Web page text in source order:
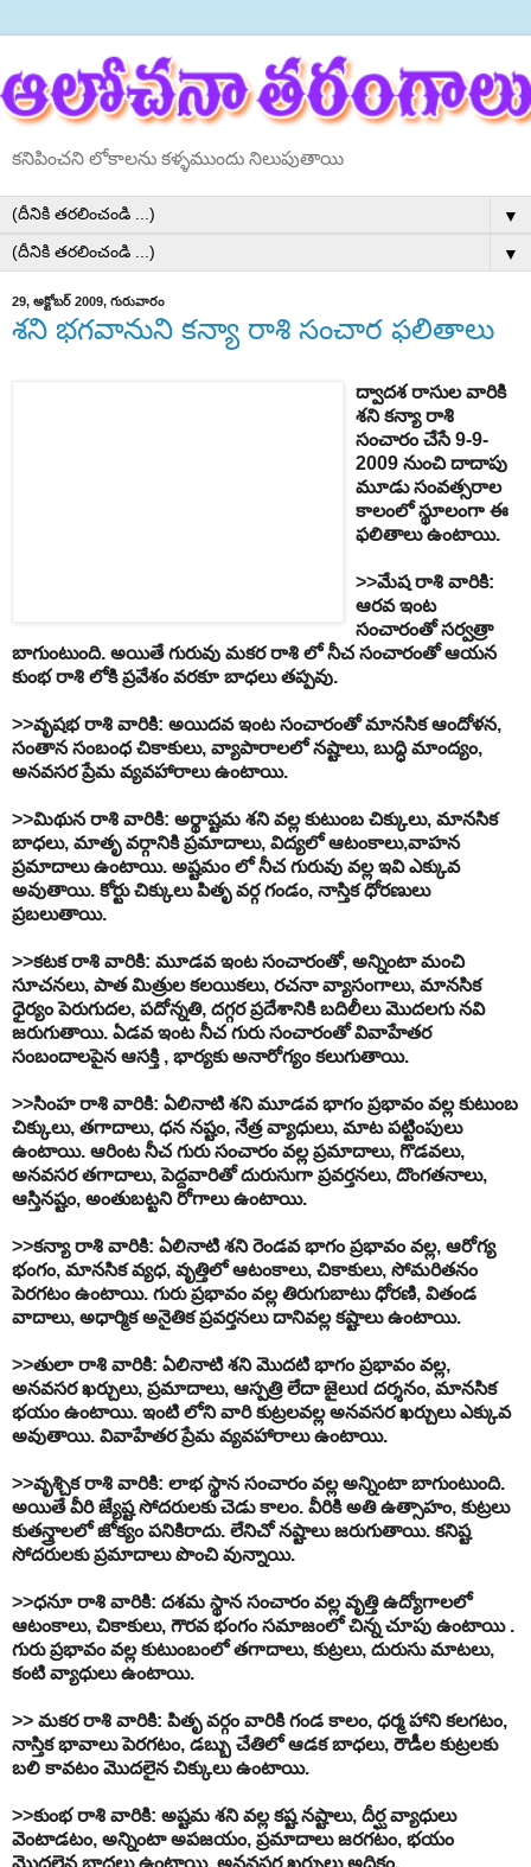
కనిపించని లోకాలను కళ్ళముందు నిలుపుతాయి
▼
▼
29, అక్టోబర్ 2009, గురువారం
శని భగవానుని కన్యా రాశి సంచార ఫలితాలు
ద్వాదశ రాసుల వారికి
శని కన్యా రాశి
సంచారం చేసే9-9-
2009 నుంచి దాదాపు
మూడు సంవత్సరాల
కాలంలో స్థూలంగా ఈ
ఫలితాలు ఉంటాయి.
>>మేష రాశి వారికి:
ఆరవ ఇంట
సంచారంతో సర్వత్రా
బాగుంటుంది. అయితే గురువు మకర రాశి లో నీచ సంచారంతో ఆయన
కుంభ రాశి లోకి ప్రవేశం వరకూ బాధలు తప్పవు.
>>వృషభ రాశి వారికి: అయిదవ ఇంట సంచారంతో మానసిక ఆందోళన,
సంతాన సంబంధ చికాకులు, వ్యాపారాలలో నష్టాలు, బుద్ధి మాంద్యం,
అనవసర ప్రేమ వ్యవహారాలు ఉంటాయి.
>>మిథున రాశి వారికి: అర్థాష్టమ శని వల్ల కుటుంబ చిక్కులు, మానసిక
బాధలు, మాతృ వర్గానికి ప్రమాదాలు, విద్యలో ఆటంకాలు,వాహన
ప్రమాదాలు ఉంటాయి. అష్టమం లో నీచ గురువు వల్ల ఇవి ఎక్కువ
అవుతాయి. కోర్టు చిక్కులు పితృ వర్గ గండం, నాస్తిక ధోరణులు
ప్రబలుతాయి.
>>కటక రాశి వారికి: మూడవ ఇంట సంచారంతో, అన్నింటా మంచి
సూచనలు, పాత మిత్రుల కలయికలు, రచనా వ్యాసంగాలు, మానసిక
ధైర్యం పెరుగుదల, పదోన్నతి, దగ్గర ప్రదేశానికి బదిలీలు మొదలగు నవి
జరుగుతాయి. ఏడవ ఇంటనీచ గురు సంచారంతో వివాహేతర
సంబందాలపైన ఆసక్తి, భార్యకు అనారోగ్యం కలుగుతాయి.
>>సింహ రాశి వారికి: ఏలినాటి శని మూడవ భాగం ప్రభావం వల్ల కుటుంబ
చిక్కులు, తగాదాలు, ధన నష్టం, నేత్ర వ్యాధులు, మాట పట్టింపులు
ఉంటాయి. ఆరింట నీచ గురు సంచారం వల్ల ప్రమాదాలు, గొడవలు,
అనవసర తగాదాలు,పెద్దవారితో దురుసుగా ప్రవర్తనలు, దొంగతనాలు,
ఆస్తినష్టం, అంతుబట్టని రోగాలు ఉంటాయి.
>>కన్యా రాశి వారికి: ఏలినాటి శని రెండవ భాగం ప్రభావం వల్ల, ఆరోగ్య
భంగం, మానసిక వ్యధ, వృత్తిలో ఆటంకాలు, చికాకులు, సోమరితనం
పెరగటం ఉంటాయి. గురు ప్రభావం వల్ల తిరుగుబాటు ధోరణి, వితండ
వాదాలు, అధార్మిక అనైతిక ప్రవర్తనలు దానివల్ల కష్టాలు ఉంటాయి.
>>తులా రాశి వారికి: ఏలినాటి శని మొదటి భాగం ప్రభావం వల్ల,
అనవసర ఖర్చులు, ప్రమాదాలు, ఆస్పత్రి లేదా జైలుd దర్శనం, మానసిక
భయం ఉంటాయి. ఇంటి లోని వారి కుట్రలవల్ల అనవసర ఖర్చులు ఎక్కువ
అవుతాయి. వివాహేతర ప్రేమ వ్యవహారాలు ఉంటాయి.
>>వృశ్చిక రాశి వారికి: లాభ స్థాన సంచారం వల్ల అన్నింటా బాగుంటుంది.
అయితే వీరి జ్యేష్ట సోదరులకు చెడు కాలం. వీరికి అతి ఉత్సాహం, కుట్రలు
కుతన్త్రాలలో జోక్యం పనికిరాదు. లేనిచో నష్టాలు జరుగుతాయి. కనిష్ట
సోదరులకు ప్రమాదాలు పొంచి వున్నాయి.
>>ధనూ రాశి వారికి: దశమ స్థాన సంచారం వల్ల వృత్తి ఉద్యోగాలలో
ఆటంకాలు, చికాకులు, గౌరవ భంగం సమాజంలో చిన్న చూపు ఉంటాయి.
గురు ప్రభావం వల్ల కుటుంబంలో తగాదాలు, కుట్రలు, దురుసు మాటలు,
కంటి వ్యాధులు ఉంటాయి.
>> మకర రాశి వారికి: పితృ వర్గం వారికి గండ కాలం, ధర్మ హాని కలగటం,
నాస్తిక భావాలు పెరగటం, డబ్బు చేతిలో ఆడక బాధలు, రౌడీల కుట్రలకు
బలి కావటం మొదలైన చిక్కులు ఉంటాయి.
>>కుంభ రాశి వారికి: అష్టమ శని వల్ల కష్ట నష్టాలు, దీర్ఘ వ్యాధులు
వెంటాడటం, అన్నింటా అపజయం, ప్రమాదాలు జరగటం, భయం